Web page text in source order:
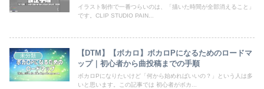
イラスト制作で一番つらいのは、「描いた時間が全部消えること」
です。CLIP STUDIO PAIN...
未分類
【DTM】【ボカロ】ボカロPになるためのロードマ
ップ｜初心者から曲投稿までの手順
ボカロPになりたいけど「何から始めればいいの？」という人は多
いと思います。この記事では 初心者がボカ...